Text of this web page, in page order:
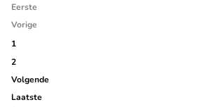
Eerste
Vorige
1
2
Volgende
Laatste